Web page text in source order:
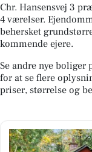
Chr. Hansensvej 3
4 værelser.
behersket
kommende ejere.
Se andre nye boliger
for at se flere
priser, størrelse og